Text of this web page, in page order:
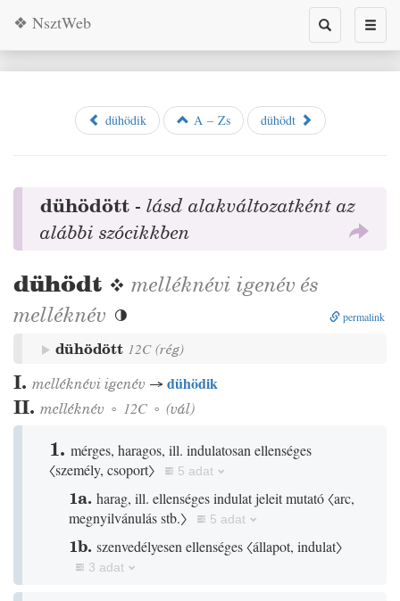
Toggle
search
❖ NsztWeb
dühödik A – Zs dühödt
dühödött - lásd alakváltozatként az
alábbi szócikkben
dühödt ❖ melléknévi igenév és
melléknév  permalink
dühödött 12C (rég)
I. melléknévi igenév → dühödik
II. melléknév ◦ 12C ◦ (vál)
1. mérges, haragos, ill. indulatosan ellenséges
〈személy, csoport〉
5 adat
1a. harag, ill. ellenséges indulat jeleit mutató〈arc,
megnyilvánulás stb.〉
5 adat
1b. szenvedélyesen ellenséges〈állapot, indulat〉
3 adat